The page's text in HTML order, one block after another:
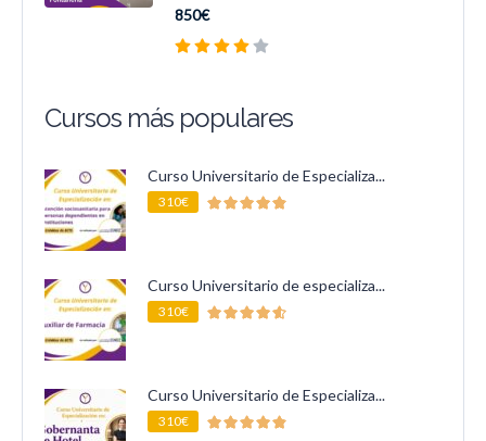
850€
Cursos más populares
Curso Universitario de Especializa...
310€
Curso Universitario de especializa...
310€
Curso Universitario de Especializa...
310€